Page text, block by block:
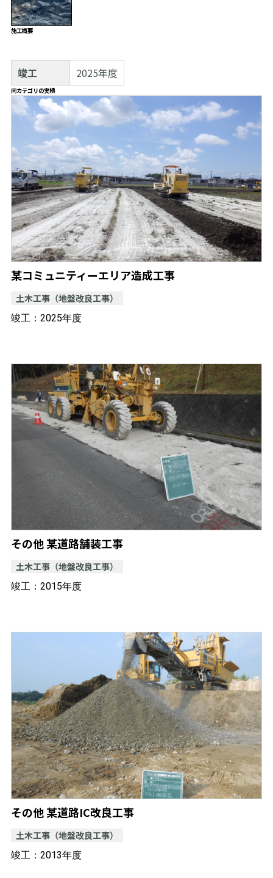
施工概要
竣工 2025年度
同カテゴリの実績
某コミュニティーエリア造成工事
土木工事（地盤改良工事）
竣工：2025年度
その他 某道路舗装工事
土木工事（地盤改良工事）
竣工：2015年度
その他 某道路IC改良工事
土木工事（地盤改良工事）
竣工：2013年度